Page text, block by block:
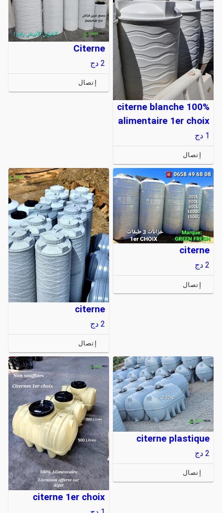
citerne blanche 100%
alimentaire 1er choix
1 دج
إتصال
Citerne
2 دج
إتصال
citerne
2 دج
إتصال
citerne
2 دج
إتصال
citerne plastique
2 دج
إتصال
citerne 1er choix